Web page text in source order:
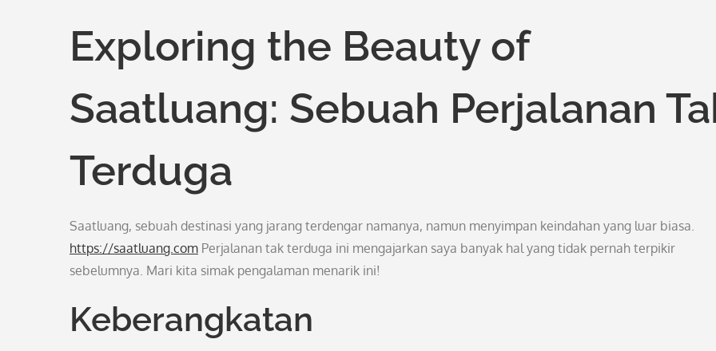
Exploring the Beauty of
Saatluang: Sebuah Perjalanan
Terduga
Saatluang, sebuah destinasi yang jarang terdengar namanya, namun menyimpan keindahan yang luar biasa.
https://saatluang.com Perjalanan tak terduga ini mengajarkan saya banyak hal yang tidak pernah terpikir
sebelumnya. Mari kita simak pengalaman menarik ini!
Keberangkatan